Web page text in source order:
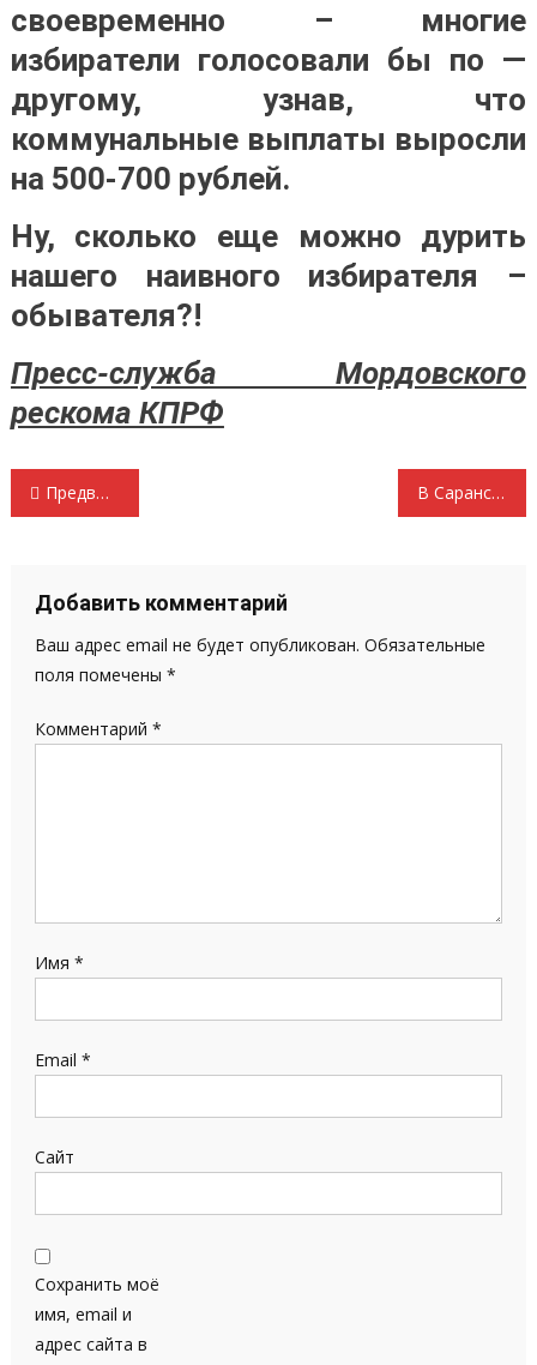
своевременно – многие
избиратели голосовали бы по —
другому, узнав, что
коммунальные выплаты выросли
на 500-700 рублей.
Ну, сколько еще можно дурить
нашего наивного избирателя –
обывателя?!
Пресс-служба Мордовского
рескома КПРФ
Навигация
записям
Предвыборный республиканский штаб возглавляла Галина Латванова В Саранске проходит акция Красная Гвардия социализма
Добавить комментарий
Ваш адрес email не будет опубликован. Обязательные
поля помечены *
Комментарий *
Имя *
Email *
Сайт
Сохранить моё
имя, email и
адрес сайта в